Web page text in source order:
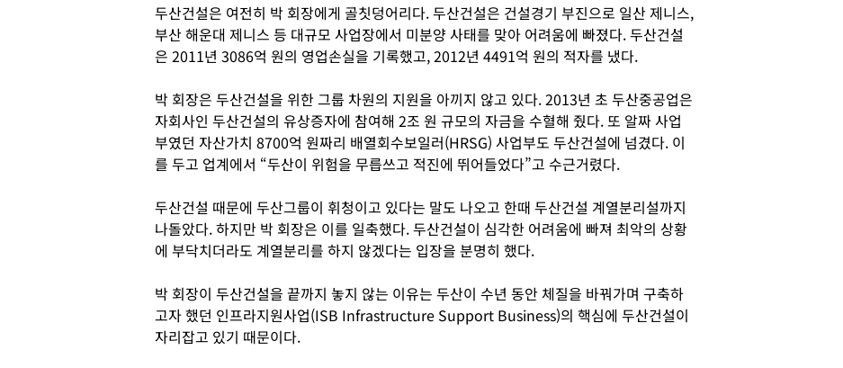
두산건설은 여전히 박 회장에게 골칫덩어리다. 두산건설은 건설경기 부진으로 일산 제니스,
부산 해운대 제니스 등 대규모 사업장에서 미분양 사태를 맞아 어려움에 빠졌다. 두산건설
은 2011년 3086억 원의 영업손실을 기록했고, 2012년 4491억 원의 적자를 냈다.
박 회장은 두산건설을 위한 그룹 차원의 지원을 아끼지 않고 있다. 2013년 초 두산중공업은
자회사인 두산건설의 유상증자에 참여해 2조 원 규모의 자금을 수혈해 줬다. 또 알짜 사업
부였던 자산가치 8700억 원짜리 배열회수보일러(HRSG) 사업부도 두산건설에 넘겼다. 이
를 두고 업계에서 “두산이 위험을 무릅쓰고 적진에 뛰어들었다”고 수근거렸다.
두산건설 때문에 두산그룹이 휘청이고 있다는 말도 나오고 한때 두산건설 계열분리설까지
나돌았다. 하지만 박 회장은 이를 일축했다. 두산건설이 심각한 어려움에 빠져 최악의 상황
에 부닥치더라도 계열분리를 하지 않겠다는 입장을 분명히 했다.
박 회장이 두산건설을 끝까지 놓지 않는 이유는 두산이 수년 동안 체질을 바꿔가며 구축하
고자 했던 인프라지원사업(ISB Infrastructure Support Business)의 핵심에 두산건설이
자리잡고 있기 때문이다.